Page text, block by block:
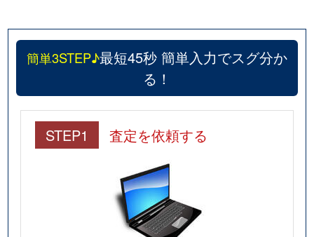
簡単3STEP♪最短45秒 簡単入力でスグ分か
る！
STEP1 査定を依頼する